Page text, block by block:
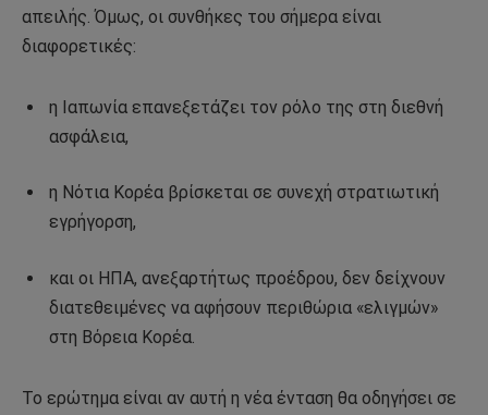
απειλής. Όμως, οι συνθήκες του σήμερα είναι
διαφορετικές:
η Ιαπωνία επανεξετάζει τον ρόλο της στη διεθνή
ασφάλεια,
η Νότια Κορέα βρίσκεται σε συνεχή στρατιωτική
εγρήγορση,
και οι ΗΠΑ, ανεξαρτήτως προέδρου, δεν δείχνουν
διατεθειμένες να αφήσουν περιθώρια «ελιγμών»
στη Βόρεια Κορέα.
Το ερώτημα είναι αν αυτή η νέα ένταση θα οδηγήσει σε